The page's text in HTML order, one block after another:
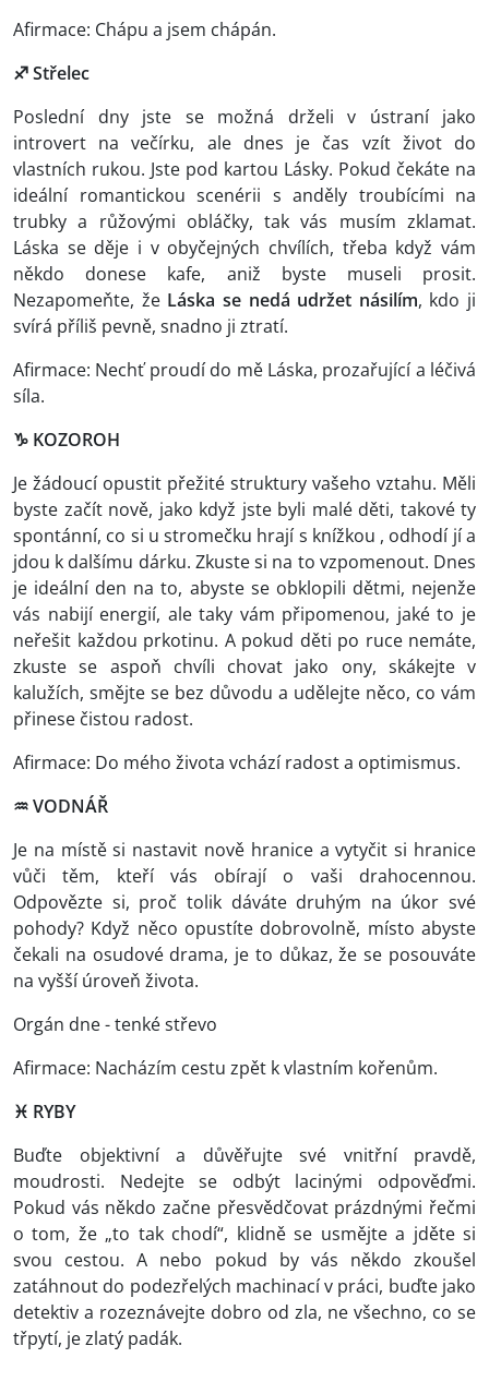
Afirmace: Chápu a jsem chápán.
♐ Střelec
Poslední dny jste se možná drželi v ústraní jako
introvert na večírku, ale dnes je čas vzít život do
vlastních rukou. Jste pod kartou Lásky. Pokud čekáte na
ideální romantickou scenérii s anděly troubícími na
trubky a růžovými obláčky, tak vás musím zklamat.
Láska se děje i v obyčejných chvílích, třeba když vám
někdo donese kafe, aniž byste museli prosit.
Nezapomeňte, že Láska se nedá udržet násilím, kdo ji
svírá příliš pevně, snadno ji ztratí.
Afirmace: Nechť proudí do mě Láska, prozařující a léčivá
síla.
♑ KOZOROH
Je žádoucí opustit přežité struktury vašeho vztahu. Měli
byste začít nově, jako když jste byli malé děti, takové ty
spontánní, co si u stromečku hrají s knížkou , odhodí jí a
jdou k dalšímu dárku. Zkuste si na to vzpomenout. Dnes
je ideální den na to, abyste se obklopili dětmi, nejenže
vás nabijí energií, ale taky vám připomenou, jaké to je
neřešit každou prkotinu. A pokud děti po ruce nemáte,
zkuste se aspoň chvíli chovat jako ony, skákejte v
kalužích, smějte se bez důvodu a udělejte něco, co vám
přinese čistou radost.
Afirmace: Do mého života vchází radost a optimismus.
♒ VODNÁŘ
Je na místě si nastavit nově hranice a vytyčit si hranice
vůči těm, kteří vás obírají o vaši drahocennou.
Odpovězte si, proč tolik dáváte druhým na úkor své
pohody? Když něco opustíte dobrovolně, místo abyste
čekali na osudové drama, je to důkaz, že se posouváte
na vyšší úroveň života.
Orgán dne - tenké střevo
Afirmace: Nacházím cestu zpět k vlastním kořenům.
♓ RYBY
Buďte objektivní a důvěřujte své vnitřní pravdě,
moudrosti. Nedejte se odbýt lacinými odpověďmi.
Pokud vás někdo začne přesvědčovat prázdnými řečmi
o tom, že „to tak chodí“, klidně se usmějte a jděte si
svou cestou. A nebo pokud by vás někdo zkoušel
zatáhnout do podezřelých machinací v práci, buďte jako
detektiv a rozeznávejte dobro od zla, ne všechno, co se
třpytí, je zlatý padák.